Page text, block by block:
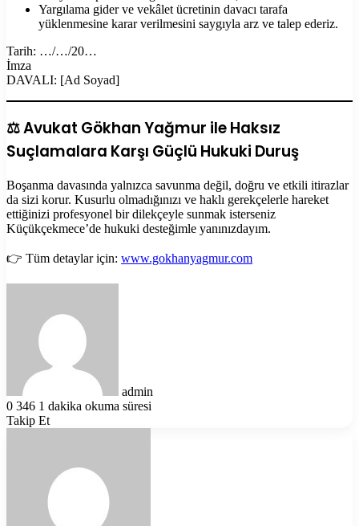
Yargılama gider ve vekâlet ücretinin davacı tarafa
yüklenmesine karar verilmesini saygıyla arz ve talep ederiz.
Tarih: …/…/20…
İmza
DAVALI: [Ad Soyad]
⚖️ Avukat Gökhan Yağmur ile Haksız
Suçlamalara Karşı Güçlü Hukuki Duruş
Boşanma davasında yalnızca savunma değil, doğru ve etkili itirazlar
da sizi korur. Kusurlu olmadığınızı ve haklı gerekçelerle hareket
ettiğinizi profesyonel bir dilekçeyle sunmak isterseniz
Küçükçekmece’de hukuki desteğimle yanınızdayım.
👉 Tüm detaylar için: www.gokhanyagmur.com
admin
0 346 1 dakika okuma süresi
Takip Et